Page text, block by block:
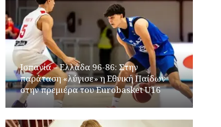
Ισπανία – Ελλάδα 96-86: Στην
παράταση «λύγισε» η Εθνική Παίδων
στην πρεμιέρα του Eurobasket U16